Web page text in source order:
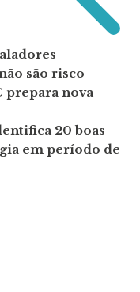
são risco
prepara nova
20 boas
em período de